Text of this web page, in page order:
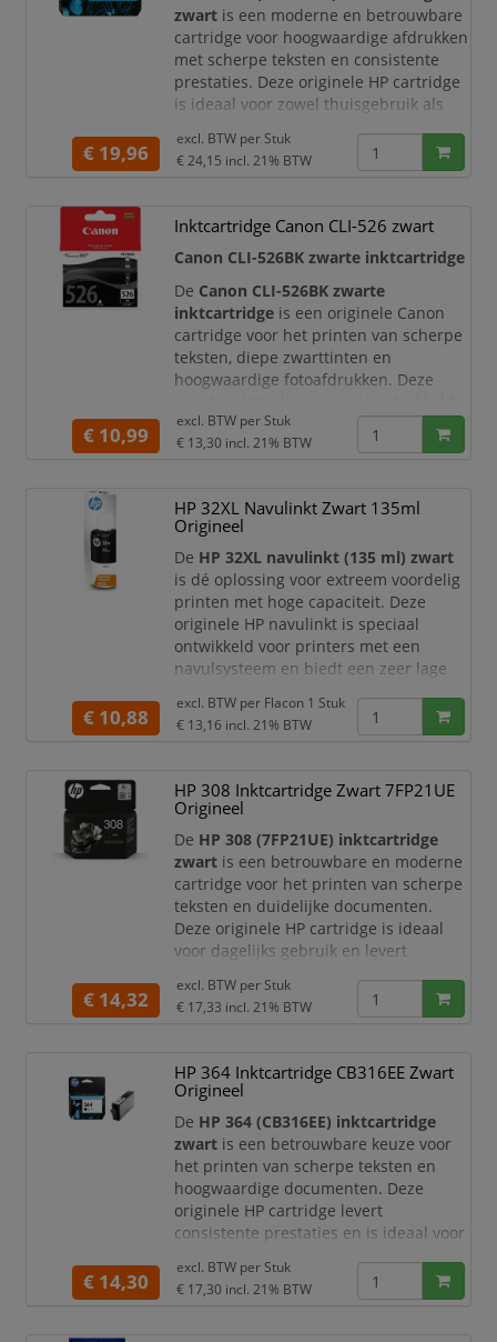
zwart is een moderne en betrouwbare
cartridge voor hoogwaardige afdrukken
met scherpe teksten en consistente
prestaties. Deze originele HP cartridge
is ideaal voor zowel thuisgebruik als
Productomschrijving
generatie HP printers en zorgt voor
heldere, professionele documenten.
Dankzij de hoogwaardige inkt en
geoptim
€ 19,96
excl. BTW per Stuk
€ 24,15 incl. 21% BTW
Inktcartridge Canon CLI-526 zwart
Canon CLI-526BK zwarte inktcartridge
De Canon CLI-526BK zwarte
inktcartridge is een originele Canon
cartridge voor het printen van scherpe
teksten, diepe zwarttinten en
hoogwaardige fotoafdrukken. Deze
voor geselecteerde Canon PIXMA
printers en levert constante kwaliteit
In combinatie met het
ChromaLife100+ systeem
helpt deze
originele inkt om foto’s en afdr
€ 10,99
excl. BTW per Stuk
€ 13,30 incl. 21% BTW
HP 32XL Navulinkt Zwart 135ml
Origineel
De HP 32XL navulinkt (135 ml) zwart
is dé oplossing voor extreem voordelig
printen met hoge capaciteit. Deze
originele HP navulinkt is speciaal
ontwikkeld voor printers met een
navulsysteem en biedt een zeer lage
leveren op kwaliteit.
geleverd in een handige fles van 135
ml en is ontworpen voor eenvoudig en
morsvrij bijvullen. Dankzij de
hoogwaardige inkt
€ 10,88
excl. BTW per Flacon 1 Stuk
€ 13,16 incl. 21% BTW
HP 308 Inktcartridge Zwart 7FP21UE
Origineel
De HP 308 (7FP21UE) inktcartridge
zwart is een betrouwbare en moderne
cartridge voor het printen van scherpe
teksten en duidelijke documenten.
Deze originele HP cartridge is ideaal
voor dagelijks gebruik en levert
kleine kantooromgevingen.
speciaal ontwikkeld voor de nieuwste
generatie HP printers en zorgt voor
heldere, goed leesbare afdrukken.
Dankzij
€ 14,32
excl. BTW per Stuk
€ 17,33 incl. 21% BTW
HP 364 Inktcartridge CB316EE Zwart
Origineel
De HP 364 (CB316EE) inktcartridge
zwart is een betrouwbare keuze voor
het printen van scherpe teksten en
hoogwaardige documenten. Deze
originele HP cartridge levert
consistente prestaties en is ideaal voor
kantooromgevingen.
€ 14,30
excl. BTW per Stuk
€ 17,30 incl. 21% BTW